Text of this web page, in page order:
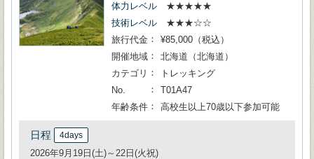
体力レベル
★★★★★
技術レベル
★★★☆☆
旅行代金
¥85,000（税込）
開催地域
北海道（北海道）
カテゴリ
トレッキング
No.
T01A47
年齢条件
高校生以上70歳以下参加可能
日程 4days
2026年9月19日(土)～22日(火祝)